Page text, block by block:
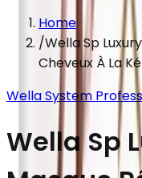
Home
/Wella Sp
Cheveux À La
Wella System
Wella Sp